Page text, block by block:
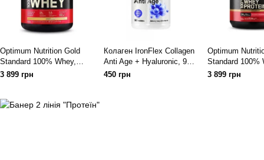
Optimum Nutrition Gold
Standard 100% Whey,
Кремове печиво 2270
3 899 грн
Колаген IronFlex Collagen
Anti Age + Hyaluronic, 90
таблеток
450 грн
Optimum
Standard 100%
Полуниця 2040
3 899 грн